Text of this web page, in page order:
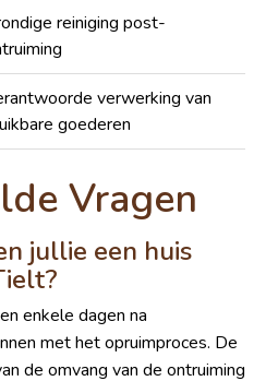
reiniging post-
verwerking van
goederen
Vragen
jullie een huis
enkele dagen na
met het opruimproces. De
de omvang van de ontruiming